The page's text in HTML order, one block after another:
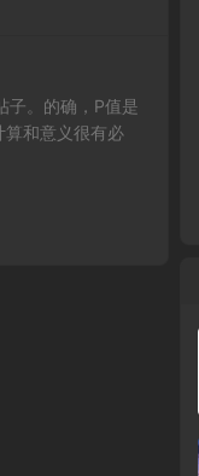
子。的确，P值是
算和意义很有必